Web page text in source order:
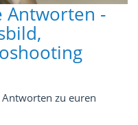
Antworten -
zu euren